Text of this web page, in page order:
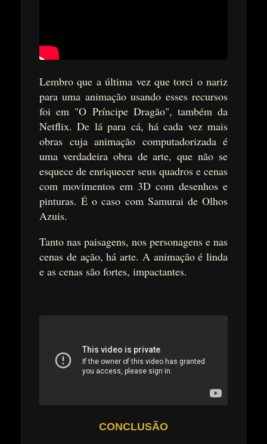
Lembro que a última vez que torci o nariz
para uma animação usando esses recursos
foi em "O Príncipe Dragão", também da
Netflix. De lá para cá, há cada vez mais
obras cuja animação computadorizada é
uma verdadeira obra de arte, que não se
esquece de enriquecer seus quadros e cenas
com movimentos em 3D com desenhos e
pinturas. É o caso com Samurai de Olhos
Azuis.
Tanto nas paisagens, nos personagens e nas
cenas de ação, há arte. A animação é linda
e as cenas são fortes, impactantes.
CONCLUSÃO